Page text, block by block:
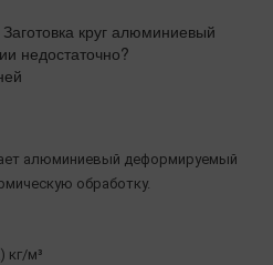
недостаточно?
алюминиевый деформируемый
обработку.
кг/м³